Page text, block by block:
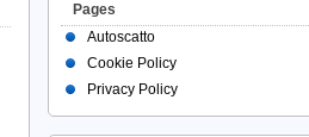
Pages
Autoscatto
Cookie Policy
Privacy Policy